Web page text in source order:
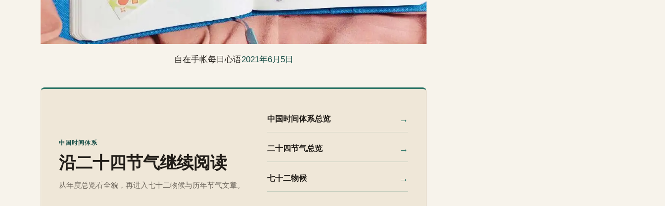
自在手帐每日心语2021年6月5日
中国时间体系
沿二十四节气继续阅读
从年度总览看全貌，再进入七十二物候与历年节气文章。
中国时间体系总览 →
二十四节气总览 →
七十二物候 →